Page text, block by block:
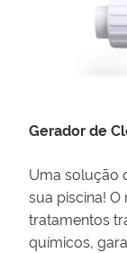
Gerador de
Uma solução
sua piscina! O
tratamentos
químicos,